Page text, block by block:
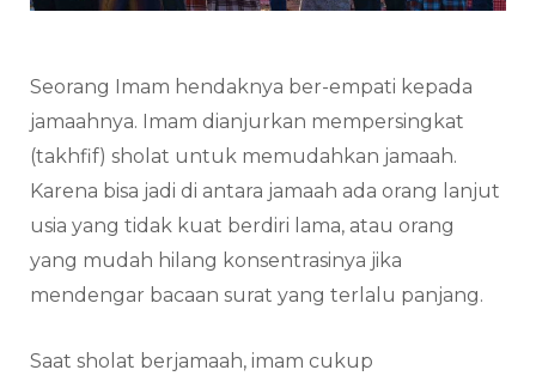
Seorang Imam hendaknya ber-empati kepada
jamaahnya. Imam dianjurkan mempersingkat
(takhfif) sholat untuk memudahkan jamaah.
Karena bisa jadi di antara jamaah ada orang lanjut
usia yang tidak kuat berdiri lama, atau orang
yang mudah hilang konsentrasinya jika
mendengar bacaan surat yang terlalu panjang.
Saat sholat berjamaah, imam cukup